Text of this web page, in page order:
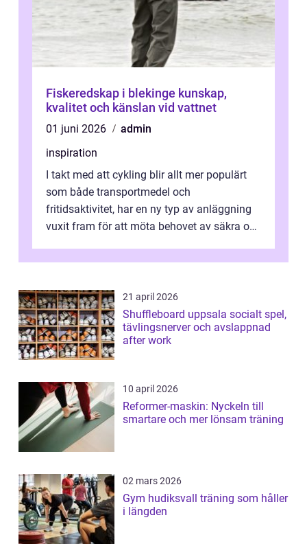
Fiskeredskap i blekinge kunskap,
kvalitet och känslan vid vattnet
01 juni 2026
admin
inspiration
I takt med att cykling blir allt mer populärt
som både transportmedel och
fritidsaktivitet, har en ny typ av anläggning
vuxit fram för att möta behovet av säkra och
21 april 2026
Shuffleboard uppsala socialt spel,
tävlingsnerver och avslappnad
after work
10 april 2026
Reformer-maskin: Nyckeln till
smartare och mer lönsam träning
02 mars 2026
Gym hudiksvall träning som håller
i längden